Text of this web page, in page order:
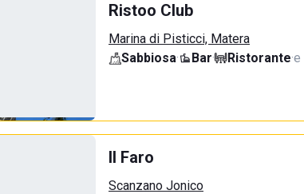
Ristoo Club
Marina di Pisticci, Matera
Sabbiosa· Bar· Ristorante·e
Il Faro
Scanzano Jonico